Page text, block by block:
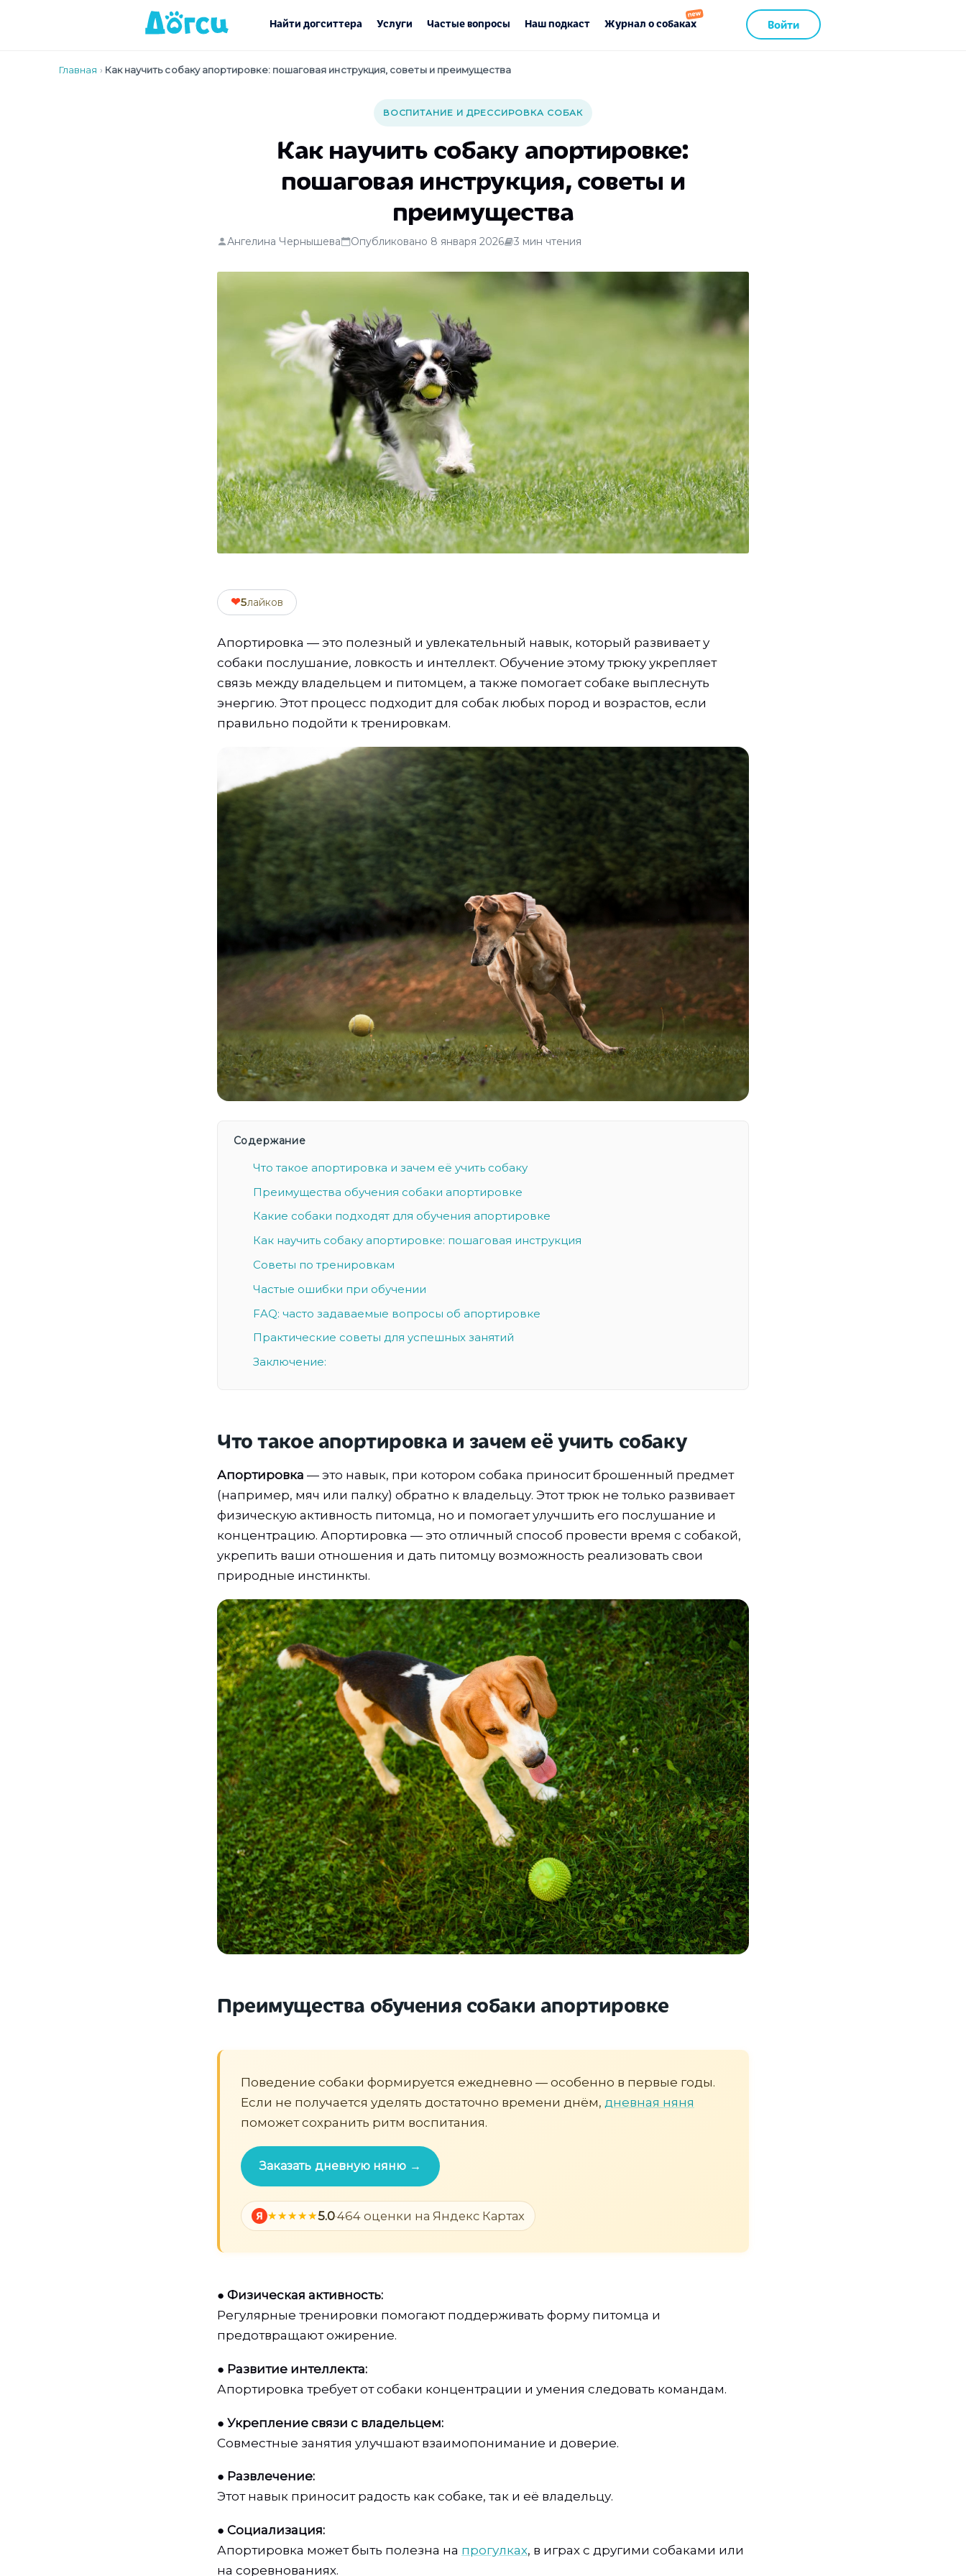
Найти догситтера Услуги Частые вопросы Наш подкаст Журнал о собаках Войти
Главная › Как научить собаку апортировке: пошаговая инструкция, советы и преимущества
ВОСПИТАНИЕ И ДРЕССИРОВКА СОБАК
Как научить собаку апортировке:
пошаговая инструкция, советы и
преимущества
Ангелина Чернышева Опубликовано 8 января 2026 3 мин чтения
❤5лайков
Апортировка — это полезный и увлекательный навык, который развивает у
собаки послушание, ловкость и интеллект. Обучение этому трюку укрепляет
связь между владельцем и питомцем, а также помогает собаке выплеснуть
энергию. Этот процесс подходит для собак любых пород и возрастов, если
правильно подойти к тренировкам.
Содержание
Что такое апортировка и зачем её учить собаку
Преимущества обучения собаки апортировке
Какие собаки подходят для обучения апортировке
Как научить собаку апортировке: пошаговая инструкция
Советы по тренировкам
Частые ошибки при обучении
FAQ: часто задаваемые вопросы об апортировке
Практические советы для успешных занятий
Заключение:
Что такое апортировка и зачем её учить собаку
Апортировка — это навык, при котором собака приносит брошенный предмет
(например, мяч или палку) обратно к владельцу. Этот трюк не только развивает
физическую активность питомца, но и помогает улучшить его послушание и
концентрацию. Апортировка — это отличный способ провести время с собакой,
укрепить ваши отношения и дать питомцу возможность реализовать свои
природные инстинкты.
Преимущества обучения собаки апортировке
Поведение собаки формируется ежедневно — особенно в первые годы.
Если не получается уделять достаточно времени днём, дневная няня
поможет сохранить ритм воспитания.
Заказать дневную няню →
Я 5.0·464 оценки на Яндекс Картах
● Физическая активность:
Регулярные тренировки помогают поддерживать форму питомца и
предотвращают ожирение.
● Развитие интеллекта:
Апортировка требует от собаки концентрации и умения следовать командам.
● Укрепление связи с владельцем:
Совместные занятия улучшают взаимопонимание и доверие.
● Развлечение:
Этот навык приносит радость как собаке, так и её владельцу.
● Социализация:
Апортировка может быть полезна на прогулках, в играх с другими собаками или
на соревнованиях.